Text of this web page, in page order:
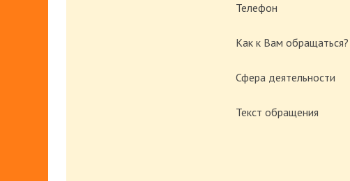
Телефон
Как к Вам обращаться?
Сфера деятельности
Текст обращения